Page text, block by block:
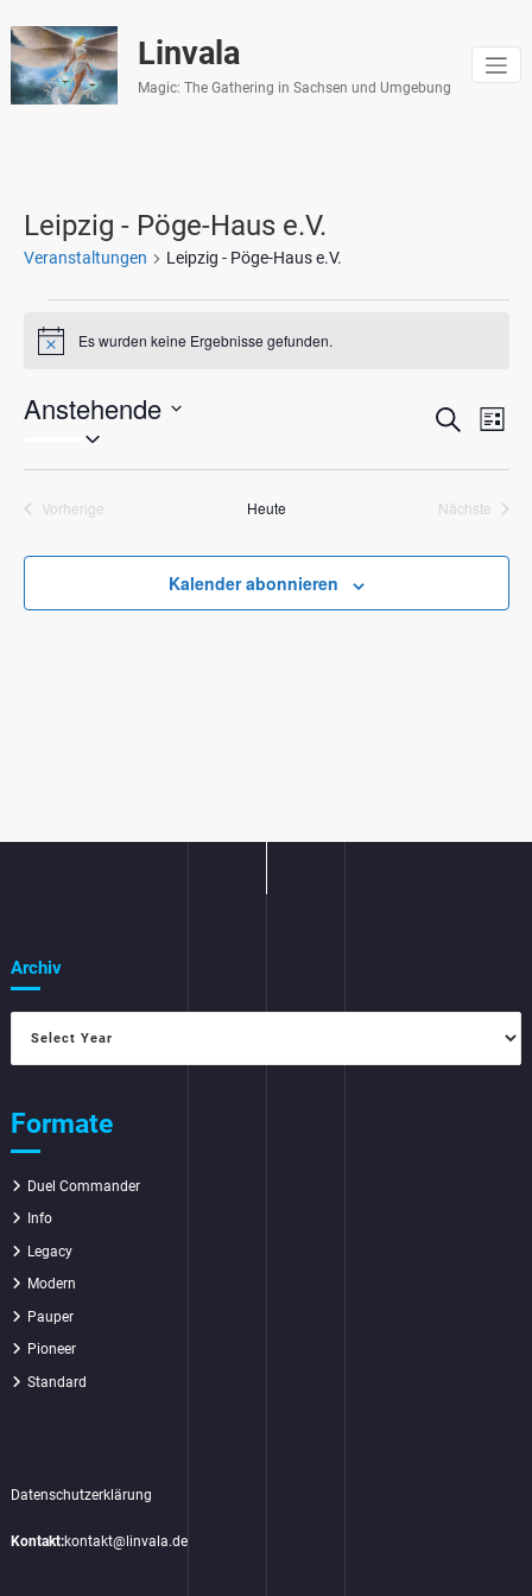
Inhalt
springen
Linvala
Magic: The Gathering in Sachsen und Umgebung
Leipzig - Pöge-Haus e.V.
Veranstaltungen Leipzig - Pöge-Haus e.V.
Veranstaltungen
HinweisEs wurden keine Ergebnisse gefunden.
und
Suche
Liste
Anstehende
Vorherige
Heute
Nächste
Kalender abonnieren
Archiv
Formate
Duel Commander
Info
Legacy
Modern
Pauper
Pioneer
Standard
Datenschutzerklärung
Kontakt:kontakt@linvala.de